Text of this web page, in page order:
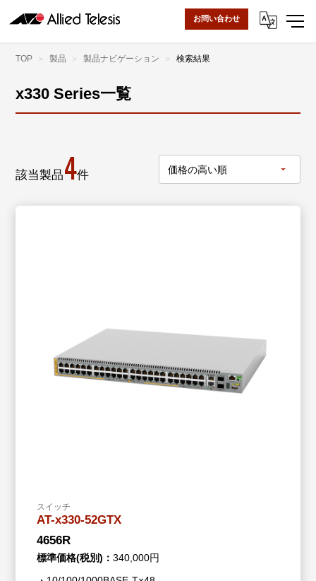
お問い合わせ
TOP 製品 製品ナビゲーション 検索結果
x330 Series一覧
該当製品4件
スイッチ
AT-x330-52GTX
4656R
標準価格(税別)：340,000円